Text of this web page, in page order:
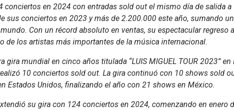
en 2024 con entradas sold out el mismo día de salida a
sus conciertos en 2023 y más de 2.200.000 este año, sumando un
Con un récord absoluto en ventas, su espectacular regreso a
de los artistas más importantes de la música internacional.
mundial en cinco años titulada “LUIS MIGUEL TOUR 2023” en
10 conciertos sold out. La gira continuó con 10 shows sold
Estados Unidos, finalizando el año con 21 shows en México.
su gira con 124 conciertos en 2024, comenzando en enero